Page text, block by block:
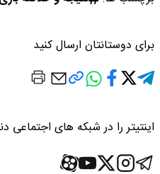
برای دوستانتان ارسال کنید
اینتیتر را در شبکه های اجتماعی